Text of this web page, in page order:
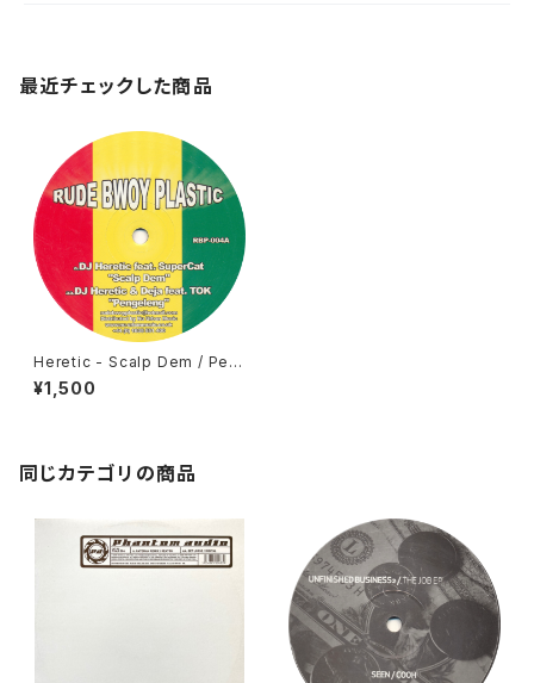
最近チェックした商品
Heretic - Scalp Dem / Pen
geleng [Rude Bwoy Plastic
/ 2004]
¥1,500
同じカテゴリの商品